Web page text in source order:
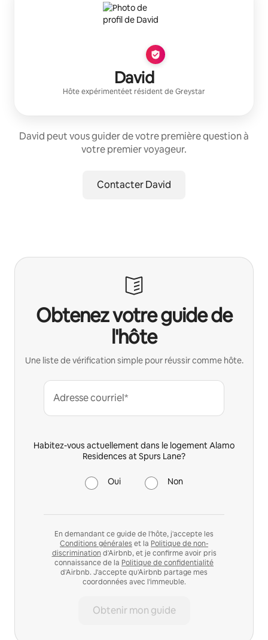
David
Hôte expérimentéet résident deGreystar
David peut vous guider de votre première question à
votre premier voyageur.
Contacter David
Obtenez votre guide de
l'hôte
Une liste de vérification simple pour réussir comme hôte.
Adresse courriel*
Habitez-vous actuellement dans le logement Alamo
Residences at Spurs Lane?
Oui Non
En demandant ce guide de l'hôte, j'accepte les
Conditions générales et la Politique de non-
discrimination d'Airbnb, et je confirme avoir pris
connaissance de la Politique de confidentialité
d'Airbnb. J'accepte qu'Airbnb partage mes
coordonnées avec l'immeuble.
Obtenir mon guide